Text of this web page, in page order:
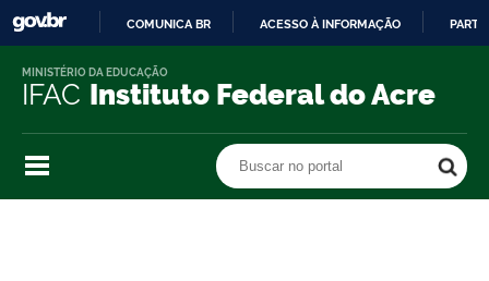
O
COMUNICA BR ACESSO À INFORMAÇÃO
IFAC Instituto Federal do Acre
MINISTÉRIO DA EDUCAÇÃO
Buscar no portal